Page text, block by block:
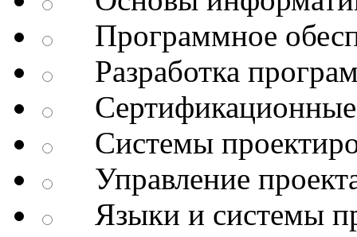
Программное
Разработка
Сертификационные
Системы
Управление
Языки и системы